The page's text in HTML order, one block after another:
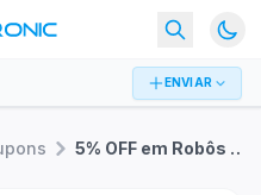
ENVIAR
5% OFF em Robôs Aspiradores na KaBuM!